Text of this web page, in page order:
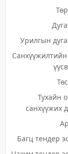
Урилгын
Санхүүжилтийн
Тухайн
санхүүжих
Багц тендер